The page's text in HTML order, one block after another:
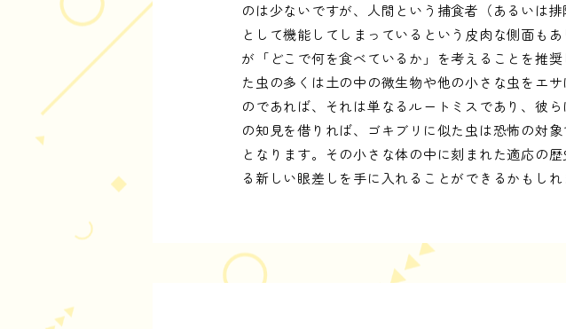
のは少ないですが、人間という捕食者（あるいは
として機能してしまっているという皮肉な側面も
が「どこで何を食べているか」を考えることを推
た虫の多くは土の中の微生物や他の小さな虫をエ
のであれば、それは単なるルートミスであり、彼
の知見を借りれば、ゴキブリに似た虫は恐怖の対
となります。その小さな体の中に刻まれた適応の
る新しい眼差しを手に入れることができるかもしれ